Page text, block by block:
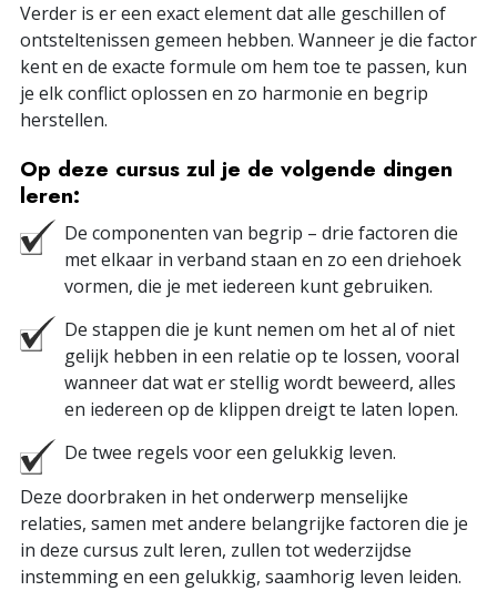
Verder is er een exact element dat alle geschillen of
ontsteltenissen gemeen hebben. Wanneer je die factor
kent en de exacte formule om hem toe te passen, kun
je elk conflict oplossen en zo harmonie en begrip
herstellen.
Op deze cursus zul je de volgende dingen
leren:
De componenten van begrip – drie factoren die
met elkaar in verband staan en zo een driehoek
vormen, die je met iedereen kunt gebruiken.
De stappen die je kunt nemen om het al of niet
gelijk hebben in een relatie op te lossen, vooral
wanneer dat wat er stellig wordt beweerd, alles
en iedereen op de klippen dreigt te laten lopen.
De twee regels voor een gelukkig leven.
Deze doorbraken in het onderwerp menselijke
relaties, samen met andere belangrijke factoren die je
in deze cursus zult leren, zullen tot wederzijdse
instemming en een gelukkig, saamhorig leven leiden.